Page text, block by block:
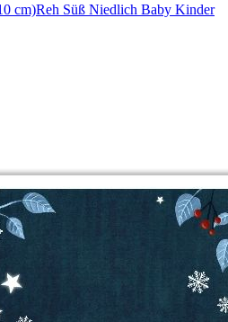
cm)Reh Süß Niedlich Baby Kinder